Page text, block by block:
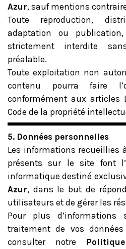
Azur, sauf mentions
Toute reproduction,
adaptation ou
strictement interdite
préalable.
Toute exploitation non
contenu pourra faire
conformément aux articles
Code de la propriété
5. Données personnelles
Les informations recueillies
présents sur le site font
informatique destiné
Azur, dans le but de
utilisateurs et de gérer les
Pour plus
traitement de vos
consulter notre